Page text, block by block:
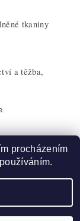
tkaniny
a těžba,
vyhrazena
procházením